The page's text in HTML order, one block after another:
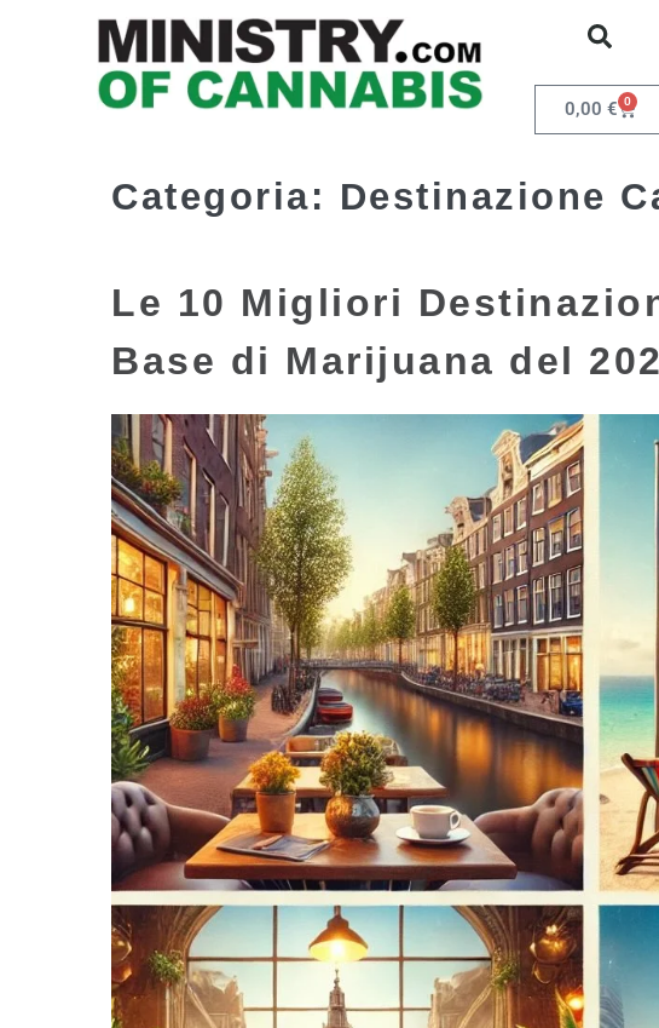
0,00 € 0
Categoria: Destinazione
Le 10 Migliori
Base di Marijuana del